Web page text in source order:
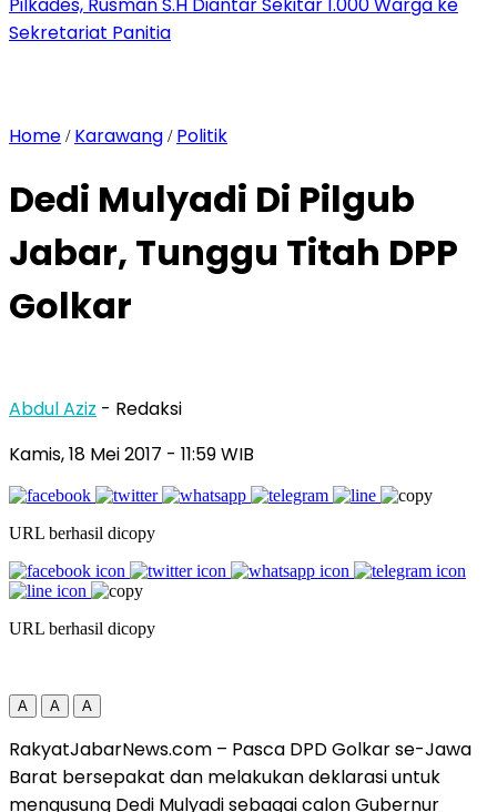
Sekretariat Panitia
Home / Karawang / Politik
Dedi Mulyadi Di Pilgub
Jabar, Tunggu Titah DPP
Golkar
Abdul Aziz - Redaksi
Kamis, 18 Mei 2017 - 11:59 WIB
URL berhasil dicopy
URL berhasil dicopy
A A A
RakyatJabarNews.com – Pasca DPD Golkar se-Jawa
Barat bersepakat dan melakukan deklarasi untuk
mengusung Dedi Mulyadi sebagai calon Gubernur